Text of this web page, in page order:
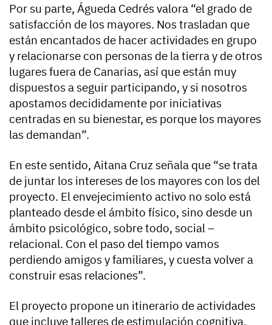
Por su parte, Águeda Cedrés valora “el grado de
satisfacción de los mayores. Nos trasladan que
están encantados de hacer actividades en grupo
y relacionarse con personas de la tierra y de otros
lugares fuera de Canarias, así que están muy
dispuestos a seguir participando, y si nosotros
apostamos decididamente por iniciativas
centradas en su bienestar, es porque los mayores
las demandan”.
En este sentido, Aitana Cruz señala que “se trata
de juntar los intereses de los mayores con los del
proyecto. El envejecimiento activo no solo está
planteado desde el ámbito físico, sino desde un
ámbito psicológico, sobre todo, social –
relacional. Con el paso del tiempo vamos
perdiendo amigos y familiares, y cuesta volver a
construir esas relaciones”.
El proyecto propone un itinerario de actividades
que incluye talleres de estimulación cognitiva,